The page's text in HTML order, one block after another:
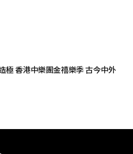
極 香港中樂團金禧樂季 古今中外